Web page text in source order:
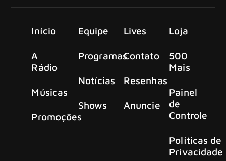
Início
A
Rádio
Músicas
Promoções
Equipe
Programas
Notícias
Shows
Lives
Contato
Resenhas
Anuncie
Loja
500
Mais
Painel
de
Controle
Políticas de
Privacidade